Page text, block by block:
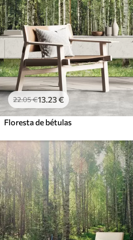
56.6734.00€/m²
Vinil Premium
65.0039.00€/m²
Peel and Stick
81.6749.00€/m²
22.05€13 .23€
Floresta de bétulas